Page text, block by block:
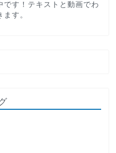
す！テキストと動画でわ
す。